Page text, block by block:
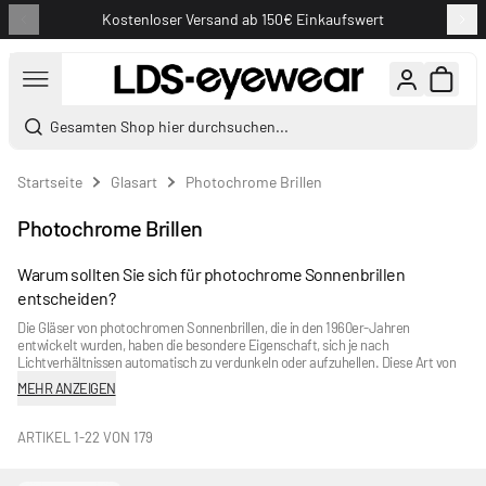
Kostenloser Versand ab 150€ Einkaufswert
Gesamten Shop hier durchsuchen...
Startseite Glasart Photochrome Brillen
Photochrome Brillen
Warum sollten Sie sich für photochrome Sonnenbrillen
entscheiden?
Die Gläser von photochromen Sonnenbrillen, die in den 1960er-Jahren
entwickelt wurden, haben die besondere Eigenschaft, sich je nach
Lichtverhältnissen automatisch zu verdunkeln oder aufzuhellen. Diese Art von
Gläsern ist ideal bei wechselhaftem Wetter, wenn sich Sonne und Wolken
abwechseln.Photochrome Gläser
Strahlen der Sonne geschützt. Zu den bekanntesten Marken, die photochrome
MEHR ANZEIGEN
ARTIKEL 1-22 VON 179